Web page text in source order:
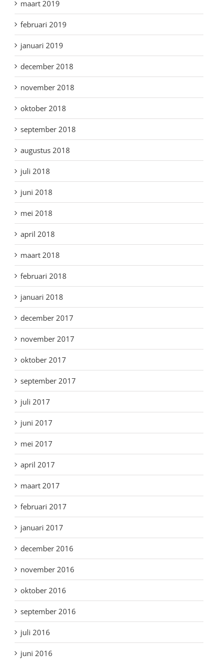
maart 2019
februari 2019
januari 2019
december 2018
november 2018
oktober 2018
september 2018
augustus 2018
juli 2018
juni 2018
mei 2018
april 2018
maart 2018
februari 2018
januari 2018
december 2017
november 2017
oktober 2017
september 2017
juli 2017
juni 2017
mei 2017
april 2017
maart 2017
februari 2017
januari 2017
december 2016
november 2016
oktober 2016
september 2016
juli 2016
juni 2016